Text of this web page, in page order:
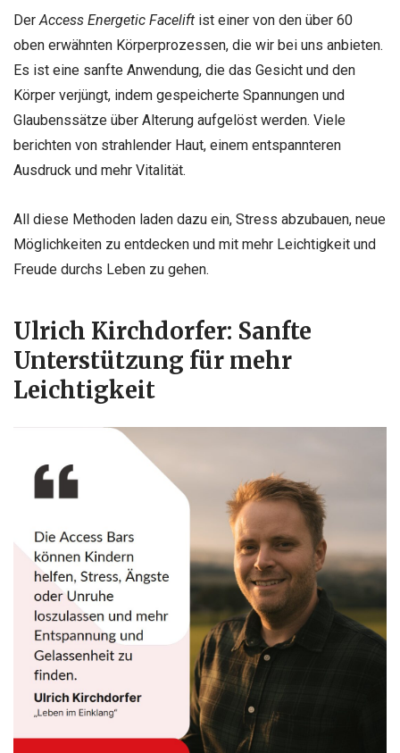
DerAccess Energetic Facelift ist einer von den über 60
oben erwähnten Körperprozessen, die wir bei uns anbieten.
Es ist eine sanfte Anwendung, die das Gesicht und den
Körper verjüngt, indem gespeicherte Spannungen und
Glaubenssätze über Alterung aufgelöst werden. Viele
berichten von strahlender Haut, einem entspannteren
Ausdruck und mehr Vitalität.
All diese Methoden laden dazu ein, Stress abzubauen, neue
Möglichkeiten zu entdecken und mit mehr Leichtigkeit und
Freude durchs Leben zu gehen.
Ulrich Kirchdorfer: Sanfte
Unterstützung für mehr
Leichtigkeit